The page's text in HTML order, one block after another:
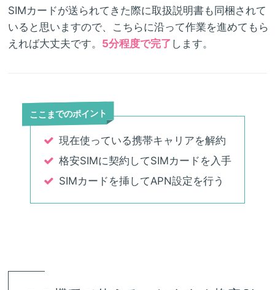
SIMカードが送られてきた際に取扱説明書も同梱されて
いると思いますので、こちらに沿って作業を進めてもら
えれば大丈夫です。 5分程度で完了 します。
ここまでのポイント
現在使っている携帯キャリアを解約
格安SIMに契約してSIMカードを入手
SIMカードを挿してAPN設定を行う